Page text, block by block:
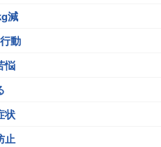
減
動
悩
状
止